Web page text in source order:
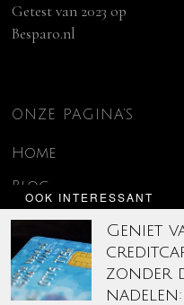
OOK INTERESSANT
Geniet
zonder
Getest van 2023 op
Besparo.nl
ONZE PAGINA’S
Home
Blog
Contact
Disclaimer
Over ons